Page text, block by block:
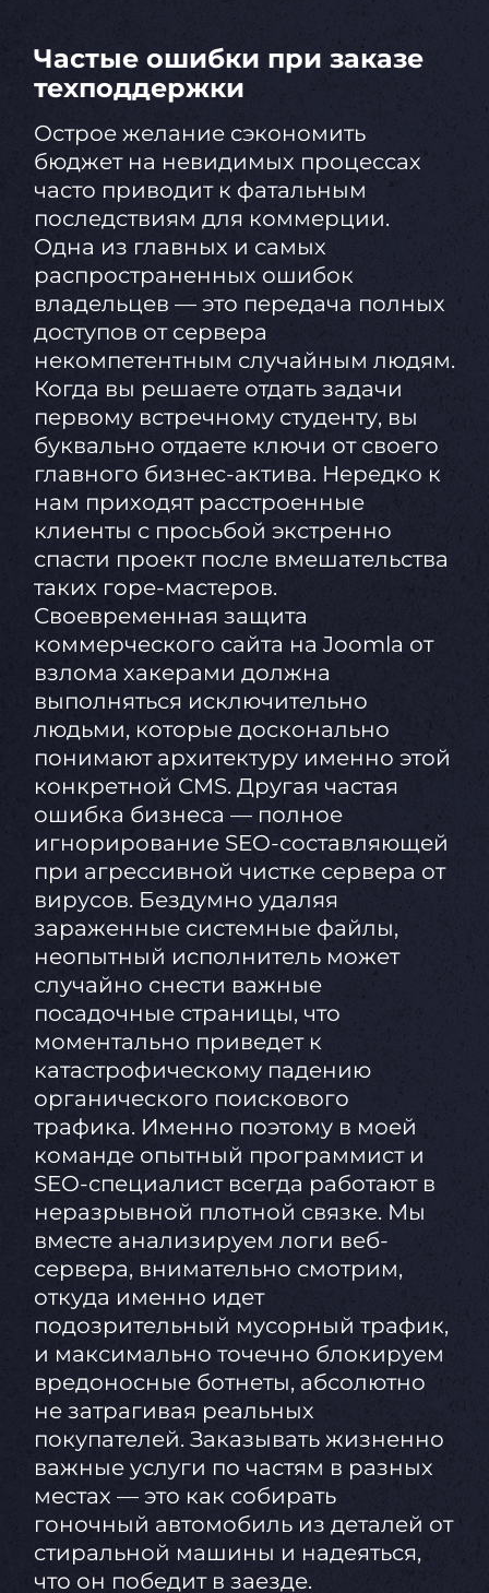
Частые ошибки при заказе
техподдержки
Острое желание сэкономить
бюджет на невидимых процессах
часто приводит к фатальным
последствиям для коммерции.
Одна из главных и самых
распространенных ошибок
владельцев — это передача полных
доступов от сервера
некомпетентным случайным людям.
Когда вы решаете отдать задачи
первому встречному студенту, вы
буквально отдаете ключи от своего
главного бизнес-актива. Нередко к
нам приходят расстроенные
клиенты с просьбой экстренно
спасти проект после вмешательства
таких горе-мастеров.
Своевременная защита
коммерческого сайта на Joomla от
взлома хакерами должна
выполняться исключительно
людьми, которые досконально
понимают архитектуру именно этой
конкретной CMS. Другая частая
ошибка бизнеса — полное
игнорирование SEO-составляющей
при агрессивной чистке сервера от
вирусов. Бездумно удаляя
зараженные системные файлы,
неопытный исполнитель может
случайно снести важные
посадочные страницы, что
моментально приведет к
катастрофическому падению
органического поискового
трафика. Именно поэтому в моей
команде опытный программист и
SEO-специалист всегда работают в
неразрывной плотной связке. Мы
вместе анализируем логи веб-
сервера, внимательно смотрим,
откуда именно идет
подозрительный мусорный трафик,
и максимально точечно блокируем
вредоносные ботнеты, абсолютно
не затрагивая реальных
покупателей. Заказывать жизненно
важные услуги по частям в разных
местах — это как собирать
гоночный автомобиль из деталей от
стиральной машины и надеяться,
что он победит в заезде.